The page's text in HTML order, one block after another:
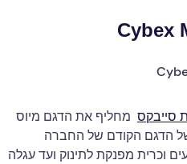
סייבקס מחליף את הדגם מיוס
של הדגם הקודם של החברה
וכרית מפנקת לתינוק ועד עגלה